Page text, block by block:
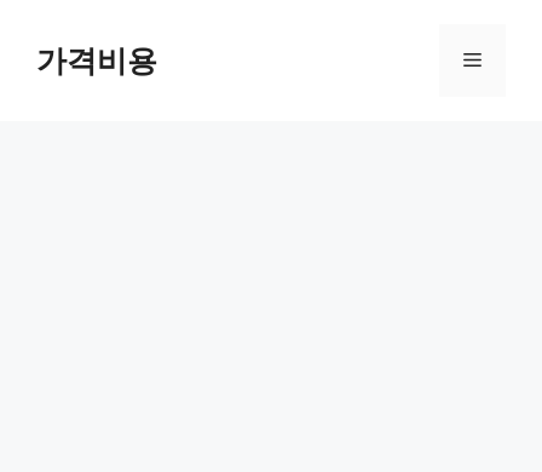
가격비용 메